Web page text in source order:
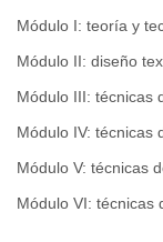
Módulo I: teoría y
Módulo II: diseño
Módulo III: técnicas
Módulo IV: técnicas
Módulo V: técnicas
Módulo VI: técnicas